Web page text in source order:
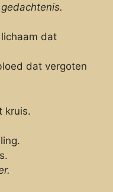
gedachtenis.
dat
dat vergoten
kruis.